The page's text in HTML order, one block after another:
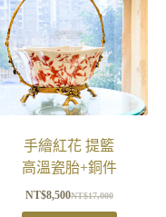
手繪紅花 提籃
高溫瓷胎+銅件
NT$17,000
NT$8,500